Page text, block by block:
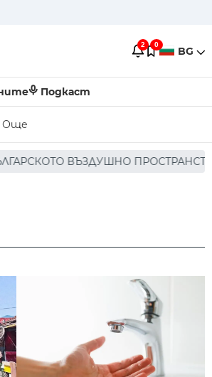
2 0 BG
Подкаст
Още
ПРОСТРАНСТВО * * * НЯМА